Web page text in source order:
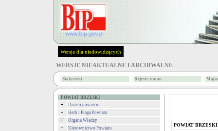
Wersja dla niedowidzących
WERSJE NIEAKTUALNE I ARCHIWALNE
Statystyki Rejestr zmian
POWIAT BRZESKI
Dane o powiecie
Herb i Flaga Powiatu
Organa Władzy
Kierownictwo Powiatu
POWIAT BRZESKI